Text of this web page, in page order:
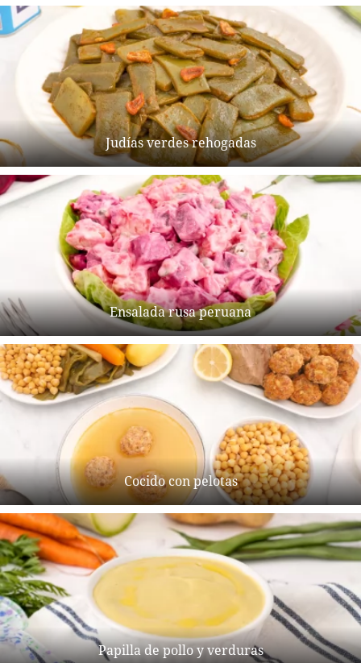
Judías verdes rehogadas
Ensalada rusa peruana
Cocido con pelotas
Papilla de pollo y verduras